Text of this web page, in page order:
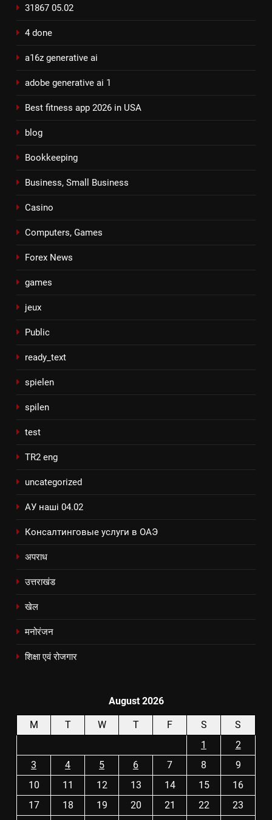
31867 05.02
4 done
a16z generative ai
adobe generative ai 1
Best fitness app 2026 in USA
blog
Bookkeeping
Business, Small Business
Casino
Computers, Games
Forex News
games
jeux
Public
ready_text
spielen
spilen
test
TR2 eng
uncategorized
АУ наші 04.02
Консалтинговые услуги в ОАЭ
अपराध
उत्तराखंड
खेल
मनोरंजन
शिक्षा एवं रोजगार
August 2026
M T W T F S
S
1
2
3
4 5 6 7 8
9
10
11 12 13 14 15
16
17
18 19 20 21 22
23